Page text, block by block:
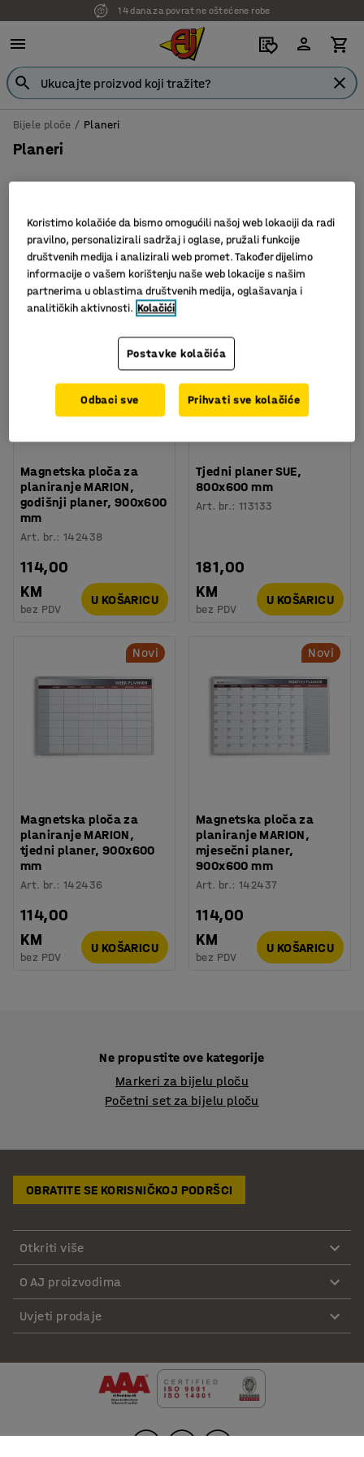
14 dana za povrat ne oštećene robe
Bijele ploče Planeri
Planeri
Filter Sortiraj
4 proizvoda
Novi
Magnetska ploča za
planiranje MARION,
godišnji planer, 900x600
mm
Art. br.:142438
114,00
KM
bez PDV
U KOŠARICU
Tjedni planer SUE,
800x600 mm
Art. br.:113133
181,00
KM
bez PDV
U KOŠARICU
Novi
Magnetska ploča za
planiranje MARION,
tjedni planer, 900x600
mm
Art. br.:142436
114,00
KM
bez PDV
U KOŠARICU
Novi
Magnetska ploča za
planiranje MARION,
mjesečni planer,
900x600 mm
Art. br.:142437
114,00
KM
bez PDV
U KOŠARICU
Ne propustite ove kategorije
Markeri za bijelu ploču
Početni set za bijelu ploču
OBRATITE SE KORISNIČKOJ PODRŠCI
Otkriti više
O AJ proizvodima
Uvjeti prodaje
Koristimo kolačiće da bismo omogućili našoj web lokaciji da radi
pravilno, personalizirali sadržaj i oglase, pružali funkcije
društvenih medija i analizirali web promet. Također dijelimo
informacije o vašem korištenju naše web lokacije s našim
partnerima u oblastima društvenih medija, oglašavanja i
analitičkih aktivnosti. Kolačići
Postavke kolačića
Odbaci sve Prihvati sve kolačiće